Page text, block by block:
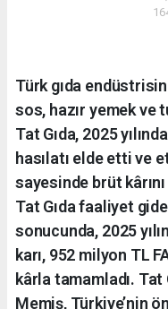
Türk gıda
sos, hazır yemek
Tat Gıda, 2025
hasılatı elde etti ve
sayesinde brüt
Tat Gıda faaliyet
sonucunda, 2025
karı, 952 milyon TL
kârla tamamladı. Tat
Memiş, Türkiye’nin